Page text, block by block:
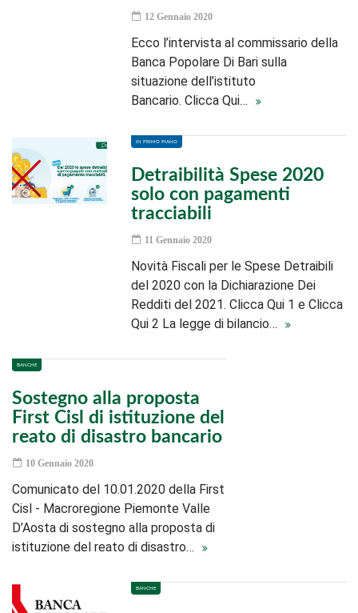
12 Gennaio 2020
Ecco l’intervista al commissario della
Banca Popolare Di Bari sulla
situazione dell’istituto
Bancario. Clicca Qui…
IN PRIMO PIANO
Detraibilità Spese 2020
solo con pagamenti
tracciabili
11 Gennaio 2020
Novità Fiscali per le Spese Detraibili
del 2020 con la Dichiarazione Dei
Redditi del 2021. Clicca Qui 1 e Clicca
Qui 2 La legge di bilancio…
BANCHE
Sostegno alla proposta
First Cisl di istituzione del
reato di disastro bancario
10 Gennaio 2020
Comunicato del 10.01.2020 della First
Cisl - Macroregione Piemonte Valle
D’Aosta di sostegno alla proposta di
istituzione del reato di disastro…
BANCHE